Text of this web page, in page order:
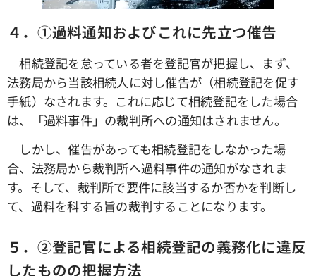
４．①過料通知およびこれに先立つ催告
相続登記を怠っている者を登記官が把握し、まず、
法務局から当該相続人に対し催告が（相続登記を促す
手紙）なされます。これに応じて相続登記をした場合
は、「過料事件」の裁判所への通知はされません。
しかし、催告があっても相続登記をしなかった場
合、法務局から裁判所へ過料事件の通知がなされま
す。そして、裁判所で要件に該当するか否かを判断し
て、過料を科する旨の裁判することになります。
５．➁登記官による相続登記の義務化に違反
したものの把握方法